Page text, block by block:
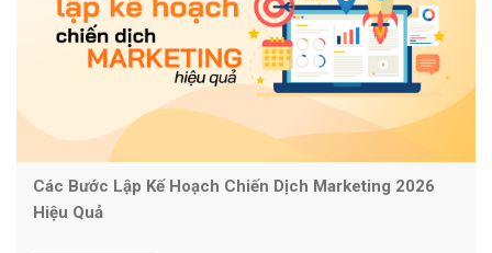
Các Bước Lập Kế Hoạch Chiến Dịch Marketing 2026
Hiệu Quả